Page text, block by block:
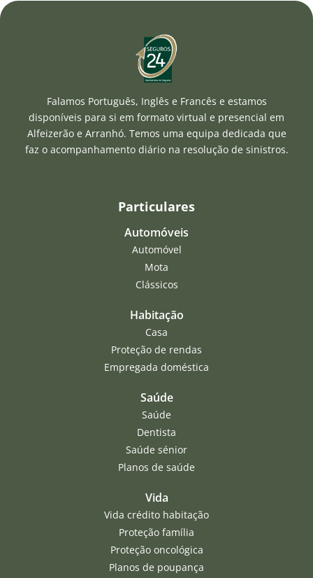
Falamos Português, Inglês e Francês e estamos
disponíveis para si em formato virtual e presencial em
Alfeizerão e Arranhó. Temos uma equipa dedicada que
faz o acompanhamento diário na resolução de sinistros.
Particulares
Automóveis
Automóvel
Mota
Clássicos
Habitação
Casa
Proteção de rendas
Empregada doméstica
Saúde
Saúde
Dentista
Saúde sénior
Planos de saúde
Vida
Vida crédito habitação
Proteção família
Proteção oncológica
Planos de poupança